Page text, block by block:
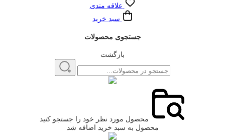
علاقه مندی
سبد خرید
جستجوی محصولات
بازگشت
محصول مورد نظر خود را جستجو کنید
محصول به سبد خرید اضافه شد